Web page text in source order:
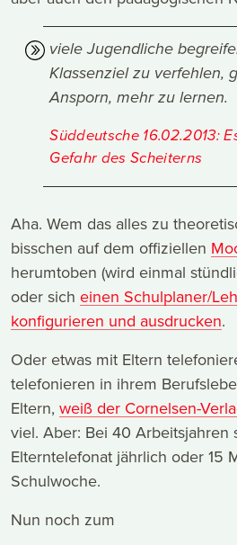
viele Jugendliche
Klassenziel zu verfehlen,
Ansporn, mehr zu lernen.
Süddeutsche 16.02.2013:
Gefahr des Scheiterns
Aha. Wem das alles zu
bisschen auf dem offiziellen
herumtoben (wird einmal
oder sich einen Schulplaner/
konfigurieren und ausdrucken.
Oder etwas mit Eltern
telefonieren in ihrem
Eltern, weiß der Cornelsen-
viel. Aber: Bei 40 Arbeitsjahren
Elterntelefonat jährlich oder 15
Schulwoche.
Nun noch zum